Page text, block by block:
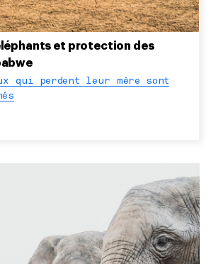
et protection des
qui perdent leur mère sont